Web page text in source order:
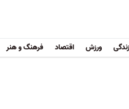
زندگی ورزش اقتصاد فرهنگ و هنر